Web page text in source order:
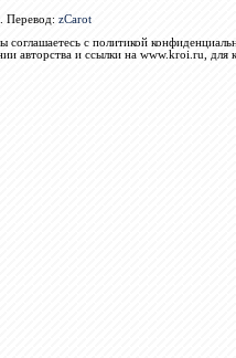
Перевод: zCarot
с политикой
авторства и ссылки на www.kroi.ru, для